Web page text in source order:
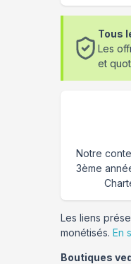
Tous
Les
et
Notre
3ème
Les liens
monétisés. En
Boutiques